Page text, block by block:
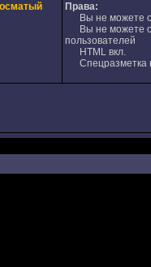
Права:
Вы не можете
Вы не можете
пользователей
HTML вкл.
Спецразметка